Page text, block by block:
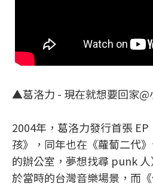
▲葛洛力 - 現在就想要回家@
2004年，葛洛力發行首張
孩》，同年也在《蘿蔔二代
的辦公室，夢想找尋 punk
於當時的台灣音樂場景，而